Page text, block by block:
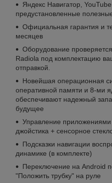
Яндекс Навигатор,
предустановленные
Официальная гарантия и
месяцев
Оборудование
Radiola под комплектацию
отправкой.
Новейшая операционная
оперативной памяти и 8-ми
обеспечивают надежный
будущее
Управление приложениями
джойстика + сенсорное
Подсказки навигации
динамике (в комплекте)
Переключение на Android
"Положить трубку" на руле